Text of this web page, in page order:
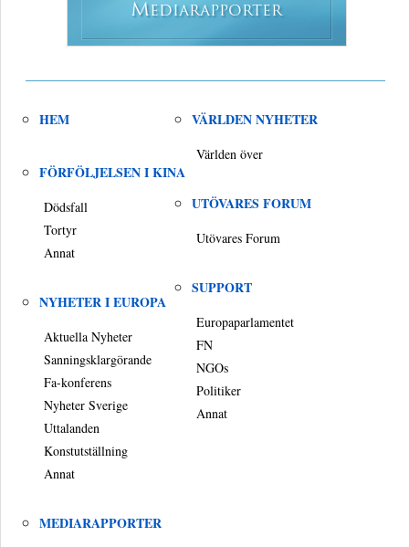
MEDIARAPPORTER
HEM
FÖRFÖLJELSEN I KINA
Dödsfall
Tortyr
Annat
NYHETER I EUROPA
Aktuella Nyheter
Sanningsklargörande
Fa-konferens
Nyheter Sverige
Uttalanden
Konstutställning
Annat
VÄRLDEN NYHETER
Världen över
UTÖVARES FORUM
Utövares Forum
SUPPORT
Europaparlamentet
FN
NGOs
Politiker
Annat
MEDIARAPPORTER